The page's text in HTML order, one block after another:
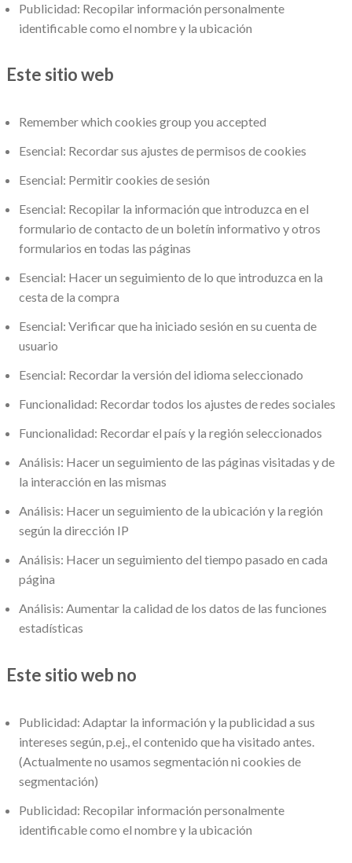
Publicidad: Recopilar información personalmente
identificable como el nombre y la ubicación
Este sitio web
Remember which cookies group you accepted
Esencial: Recordar sus ajustes de permisos de cookies
Esencial: Permitir cookies de sesión
Esencial: Recopilar la información que introduzca en el
formulario de contacto de un boletín informativo y otros
formularios en todas las páginas
Esencial: Hacer un seguimiento de lo que introduzca en la
cesta de la compra
Esencial: Verificar que ha iniciado sesión en su cuenta de
usuario
Esencial: Recordar la versión del idioma seleccionado
Funcionalidad: Recordar todos los ajustes de redes sociales
Funcionalidad: Recordar el país y la región seleccionados
Análisis: Hacer un seguimiento de las páginas visitadas y de
la interacción en las mismas
Análisis: Hacer un seguimiento de la ubicación y la región
según la dirección IP
Análisis: Hacer un seguimiento del tiempo pasado en cada
página
Análisis: Aumentar la calidad de los datos de las funciones
estadísticas
Este sitio web no
Publicidad: Adaptar la información y la publicidad a sus
intereses según, p.ej., el contenido que ha visitado antes.
(Actualmente no usamos segmentación ni cookies de
segmentación)
Publicidad: Recopilar información personalmente
identificable como el nombre y la ubicación